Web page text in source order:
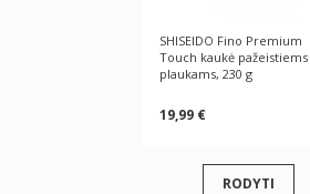
SHISEIDO Fino Premium
Touch kaukė pažeistiems
plaukams, 230 g
19,99 €
RODYTI